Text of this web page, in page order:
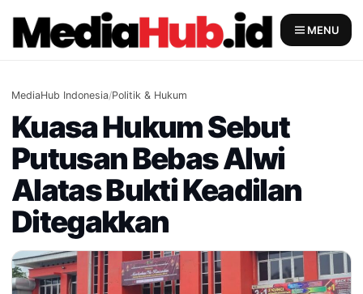
content
MENU
MediaHub Indonesia/Politik & Hukum
Kuasa Hukum Sebut
Putusan Bebas Alwi
Alatas Bukti Keadilan
Ditegakkan